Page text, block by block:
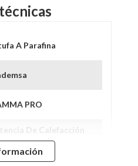
A Parafina
PRO
De Calefacción
Kw / 9000 Btu